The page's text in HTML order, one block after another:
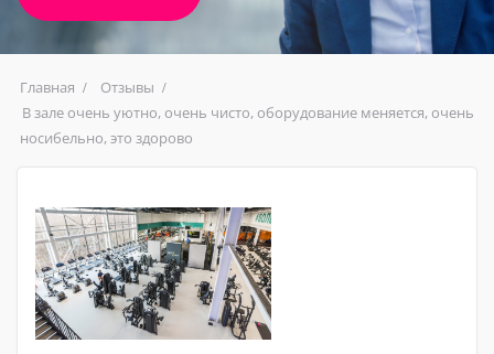
Главная
Отзывы
В зале очень уютно, очень чисто, оборудование меняется, очень
носибельно, это здорово